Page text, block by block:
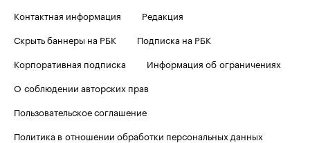
Контактная информация
Редакция
Скрыть баннеры на РБК
Подписка на РБК
Корпоративная подписка
Информация об ограничениях
О соблюдении авторских прав
Пользовательское соглашение
Политика в отношении обработки персональных данных